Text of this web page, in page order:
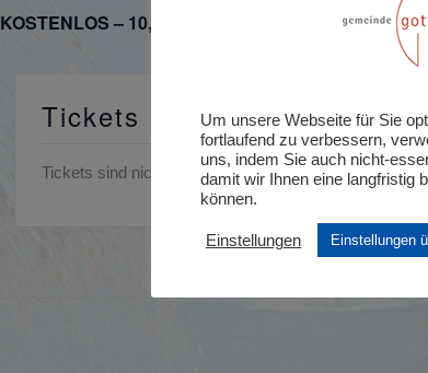
KOSTENLOS – 10,50€
Tickets
Tickets sind nicht länger verfügbar
Um unsere Webseite für Sie
fortlaufend zu verbessern,
uns, indem Sie auch nicht-
damit wir Ihnen eine langfristig
können.
Einstellungen Einstellungen